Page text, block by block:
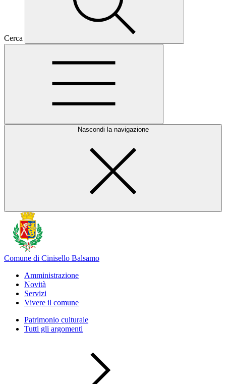
Cerca
Nascondi la navigazione
Comune di Cinisello Balsamo
Amministrazione
Novità
Servizi
Vivere il comune
Patrimonio culturale
Tutti gli argomenti